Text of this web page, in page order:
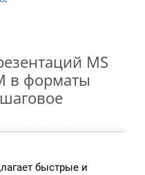
MS
в форматы
быстрые и